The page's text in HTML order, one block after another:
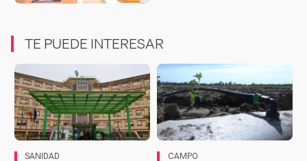
TE PUEDE INTERESAR
SANIDAD CAMPO